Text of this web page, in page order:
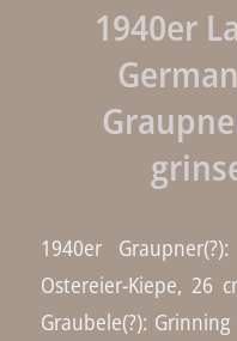
1940er
1940er
Ostereier-Kiepe, 26
Graubele(?):